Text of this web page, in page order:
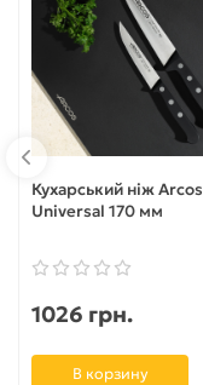
Кухарський ніж Arcos
Universal 170 мм
1026 грн.
В корзину